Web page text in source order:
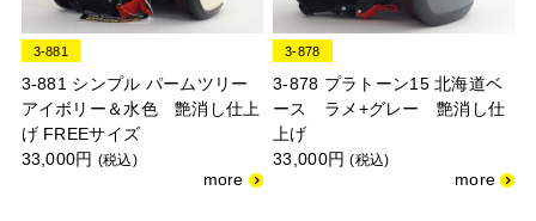
3-881
3-881 シンプル パームツリー
アイボリー＆水色 艶消し仕上
げ FREEサイズ
33,000円 (税込)
3-878
3-878 プラトーン15 北海道ベ
ース ラメ+グレー 艶消し仕
上げ
33,000円(税込)